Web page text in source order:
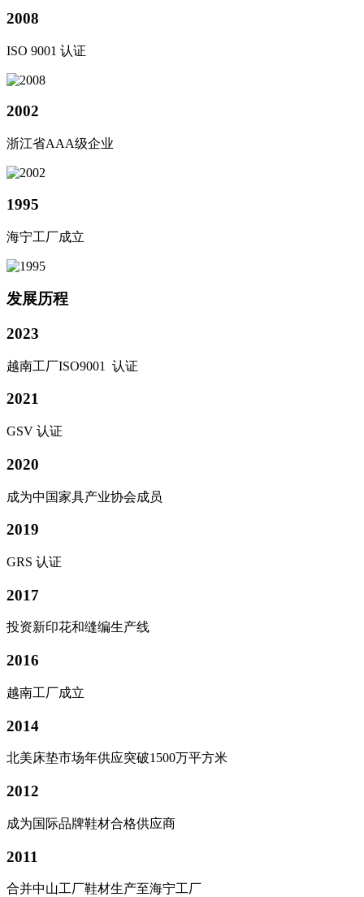
2008
ISO 9001 认证
2002
浙江省AAA级企业
1995
海宁工厂成立
发展历程
2023
越南工厂ISO9001 认证
2021
GSV 认证
2020
成为中国家具产业协会成员
2019
GRS 认证
2017
投资新印花和缝编生产线
2016
越南工厂成立
2014
北美床垫市场年供应突破1500万平方米
2012
成为国际品牌鞋材合格供应商
2011
合并中山工厂鞋材生产至海宁工厂